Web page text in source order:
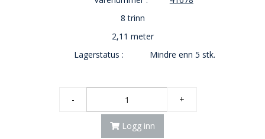
8 trinn
2,11 meter
Lagerstatus :
Mindre enn 5 stk.
- +
Logg inn